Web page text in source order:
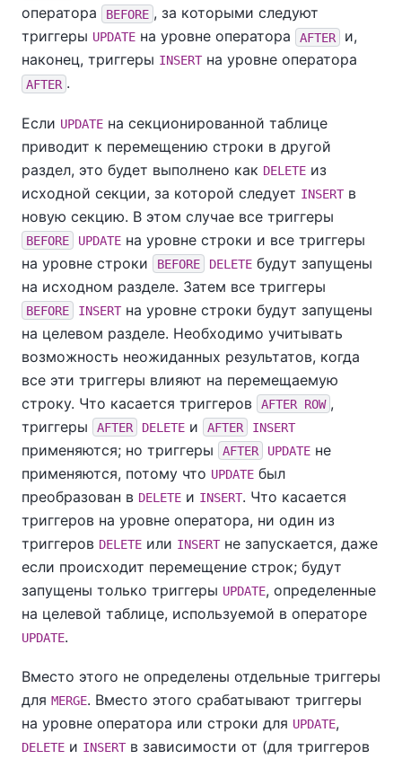
оператора
BEFORE , за которыми следуют
триггеры UPDATE на уровне оператора AFTER
и,
наконец, триггеры INSERTна уровне оператора
AFTER .
Если UPDATE на секционированной таблице
приводит к перемещению строки в другой
раздел, это будет выполнено как DELETE из
исходной секции, за которой следует INSERTв
новую секцию. В этом случае все триггеры
BEFORE UPDATE на уровне строки и все триггеры
на уровне строки
BEFORE DELETE будут запущены
на исходном разделе. Затем все триггеры
BEFORE INSERTна уровне строки будут запущены
на целевом разделе. Необходимо учитывать
возможность неожиданных результатов, когда
все эти триггеры влияют на перемещаемую
строку. Что касается триггеров
AFTER ROW ,
триггеры
AFTER DELETE и AFTER INSERT
применяются; но триггеры AFTER UPDATE не
применяются, потому что UPDATE был
преобразован в DELETE и INSERT. Что касается
триггеров на уровне оператора, ни один из
триггеров DELETE или INSERTне запускается, даже
если происходит перемещение строк; будут
запущены только триггеры UPDATE, определенные
на целевой таблице, используемой в операторе
UPDATE.
Вместо этого не определены отдельные триггеры
для MERGE. Вместо этого срабатывают триггеры
на уровне оператора или строки для UPDATE,
DELETE и INSERTв зависимости от (для триггеров